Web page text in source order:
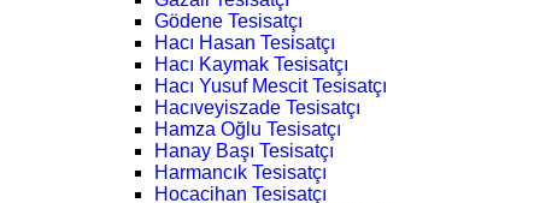
Gödene Tesisatçı
Hacı Hasan Tesisatçı
Hacı Kaymak Tesisatçı
Hacı Yusuf Mescit Tesisatçı
Hacıveyiszade Tesisatçı
Hamza Oğlu Tesisatçı
Hanay Başı Tesisatçı
Harmancık Tesisatçı
Hocacihan Tesisatçı